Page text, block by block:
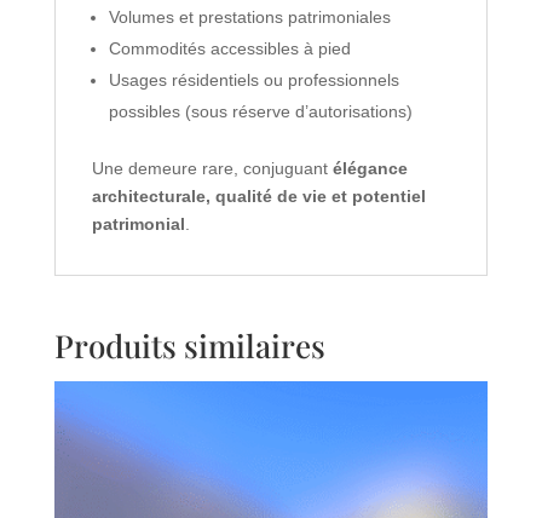
Volumes et prestations patrimoniales
Commodités accessibles à pied
Usages résidentiels ou professionnels
possibles (sous réserve d’autorisations)
Une demeure rare, conjuguant élégance
architecturale, qualité de vie et potentiel
patrimonial
Produits similaires